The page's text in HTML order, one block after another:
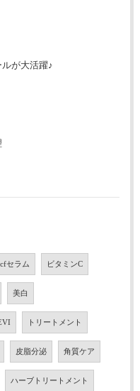
が大活躍♪
cfセラム ビタミンC
美白
トリートメント
皮脂分泌 角質ケア
ハーブトリートメント